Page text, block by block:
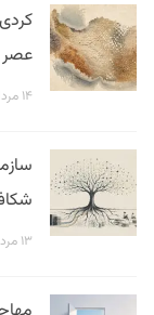
عصر
۱۴ مرداد ۱۴۰۵
۱۳ مرداد ۱۴۰۵